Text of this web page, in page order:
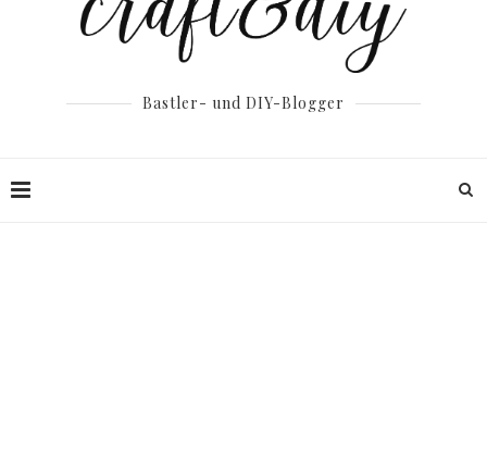
Bastler- und DIY-Blogger